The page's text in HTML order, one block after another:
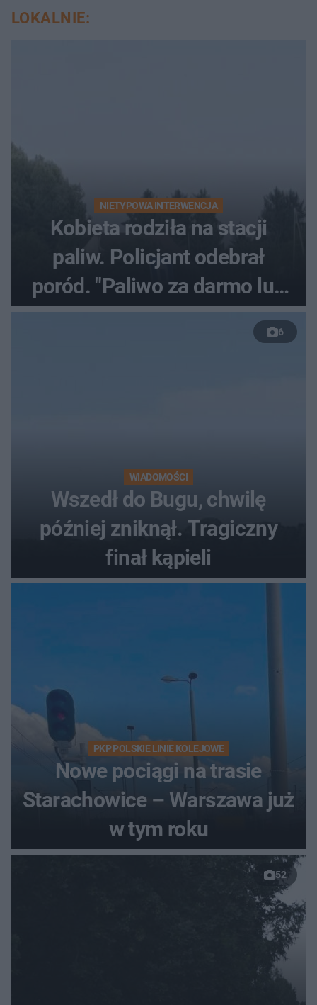
LOKALNIE:
NIETYPOWA INTERWENCJA
Kobieta rodziła na stacji
paliw. Policjant odebrał
poród. "Paliwo za darmo lub
50 %!"
6
WIADOMOŚCI
Wszedł do Bugu, chwilę
później zniknął. Tragiczny
finał kąpieli
PKP POLSKIE LINIE KOLEJOWE
Nowe pociągi na trasie
Starachowice – Warszawa już
w tym roku
52